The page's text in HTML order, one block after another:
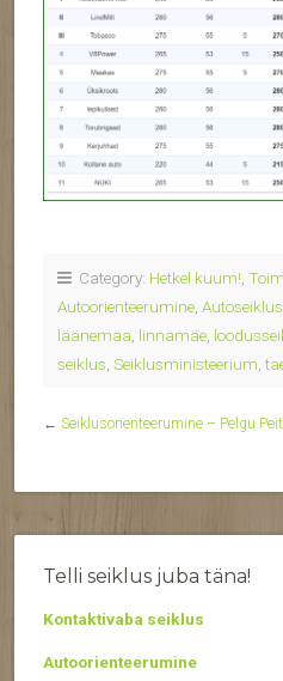
Category: Hetkel kuum!
Autoorienteerumine Autoseiklus
läänemaa linnamäe
seiklus Seiklusministeerium ,
← Seiklusorienteerumine – Pelgu
Telli seiklus juba täna!
Kontaktivaba seiklus
Autoorienteerumine